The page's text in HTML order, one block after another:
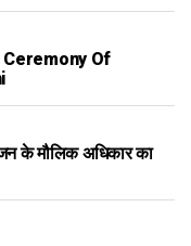
Of
के मौलिक अधिकार का